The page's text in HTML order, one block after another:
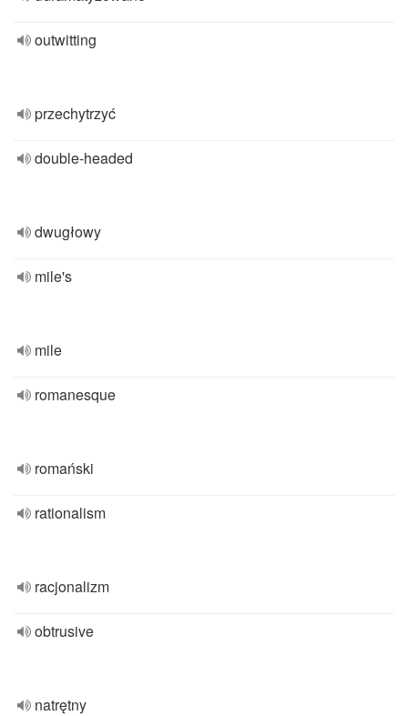
outwitting
przechytrzyć
double-headed
dwugłowy
mile's
mile
romanesque
romański
rationalism
racjonalizm
obtrusive
natrętny